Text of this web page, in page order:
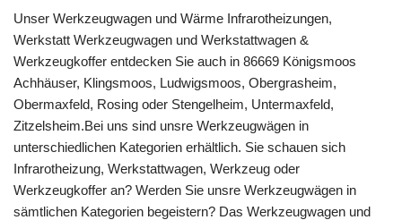
Unser Werkzeugwagen und Wärme Infrarotheizungen,
Werkstatt Werkzeugwagen und Werkstattwagen &
Werkzeugkoffer entdecken Sie auch in 86669 Königsmoos
Achhäuser, Klingsmoos, Ludwigsmoos, Obergrasheim,
Obermaxfeld, Rosing oder Stengelheim, Untermaxfeld,
Zitzelsheim.Bei uns sind unsre Werkzeugwägen in
unterschiedlichen Kategorien erhältlich. Sie schauen sich
Infrarotheizung, Werkstattwagen, Werkzeug oder
Werkzeugkoffer an? Werden Sie unsre Werkzeugwägen in
sämtlichen Kategorien begeistern? Das Werkzeugwagen und